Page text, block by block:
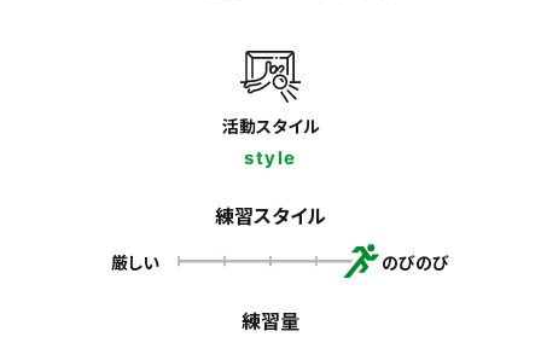
活動スタイル
style
練習スタイル
厳しい のびのび
練習量